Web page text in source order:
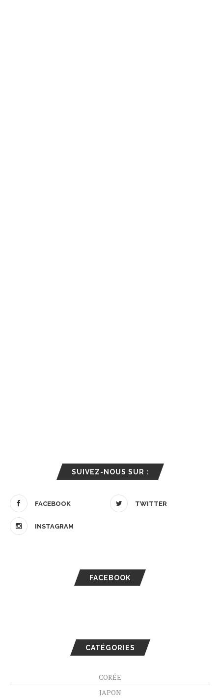
SUIVEZ-NOUS SUR :
FACEBOOK TWITTER
INSTAGRAM
FACEBOOK
CATÉGORIES
CORÉE
JAPON